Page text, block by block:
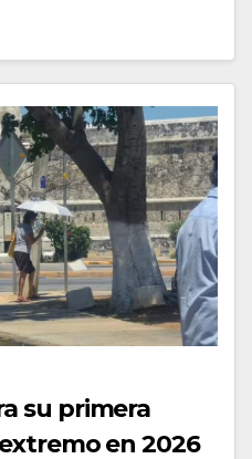
su primera
en 2026